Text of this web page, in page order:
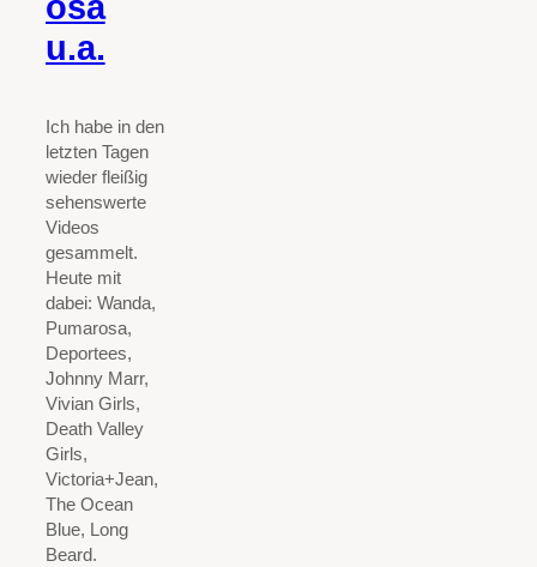
u.a.
Ich habe in den
letzten Tagen
wieder fleißig
sehenswerte
Videos
gesammelt.
Heute mit
dabei: Wanda,
Pumarosa,
Deportees,
Johnny Marr,
Vivian Girls,
Death Valley
Girls,
Victoria+Jean,
The Ocean
Blue, Long
Beard.